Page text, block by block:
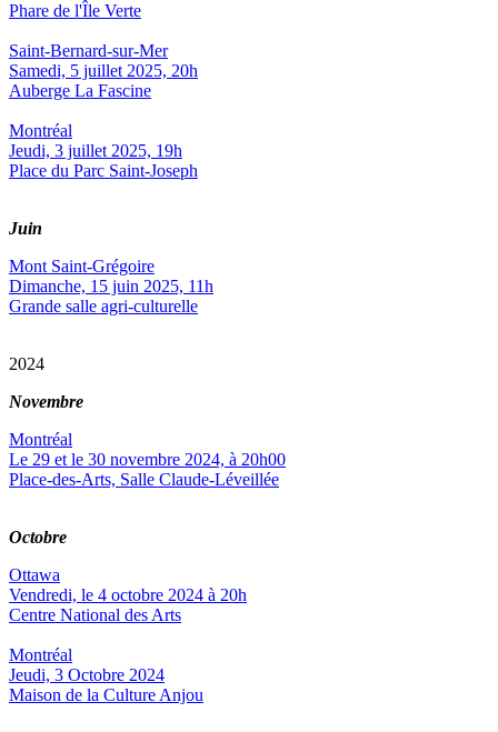
Phare de l'Île Verte
Saint-Bernard-sur-Mer
Samedi, 5 juillet 2025, 20h
Auberge La Fascine
Montréal
Jeudi, 3 juillet 2025, 19h
Place du Parc Saint-Joseph
Juin
Mont Saint-Grégoire
Dimanche, 15 juin 2025, 11h
Grande salle agri-culturelle
2024
Novembre
Montréal
Le 29 et le 30 novembre 2024, à 20h00
Place-des-Arts, Salle Claude-Léveillée
Octobre
Ottawa
Vendredi, le 4 octobre 2024 à 20h
Centre National des Arts
Montréal
Jeudi, 3 Octobre 2024
Maison de la Culture Anjou